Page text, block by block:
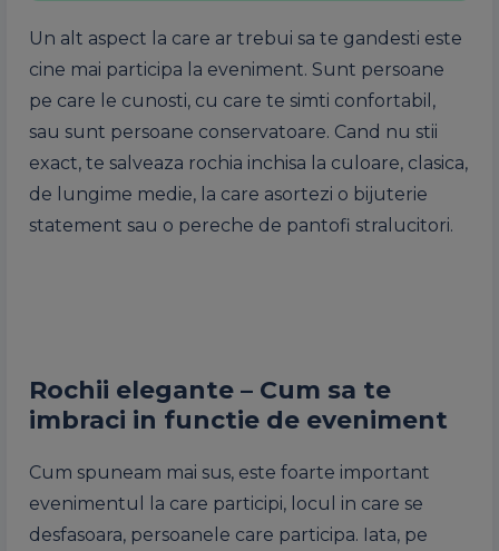
Un alt aspect la care ar trebui sa te gandesti este
cine mai participa la eveniment. Sunt persoane
pe care le cunosti, cu care te simti confortabil,
sau sunt persoane conservatoare. Cand nu stii
exact, te salveaza rochia inchisa la culoare, clasica,
de lungime medie, la care asortezi o bijuterie
statement sau o pereche de pantofi stralucitori.
Rochii elegante – Cum sa te
imbraci in functie de eveniment
Cum spuneam mai sus, este foarte important
evenimentul la care participi, locul in care se
desfasoara, persoanele care participa. Iata, pe